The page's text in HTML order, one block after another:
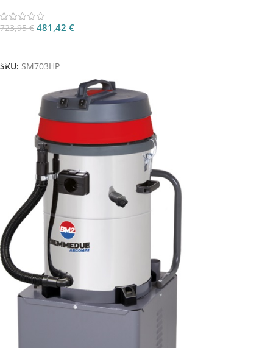
723,95€ 481,42 €
SKU: SM703HP